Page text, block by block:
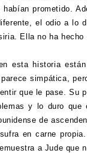
prometido.
el odio a lo
Ella no ha hecho
esta historia
simpática,
que le pase. Su
y lo duro que
de
en carne
a Jude que